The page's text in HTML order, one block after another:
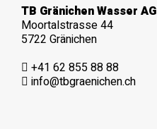
TB Gränichen Wasser AG
Moortalstrasse 44
5722 Gränichen
+41 62 855 88 88
info@tbgraenichen.ch